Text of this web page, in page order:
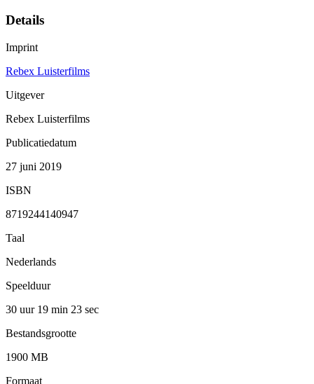
Details
Imprint
Rebex Luisterfilms
Uitgever
Rebex Luisterfilms
Publicatiedatum
27 juni 2019
ISBN
8719244140947
Taal
Nederlands
Speelduur
30 uur 19 min 23 sec
Bestandsgrootte
1900 MB
Formaat